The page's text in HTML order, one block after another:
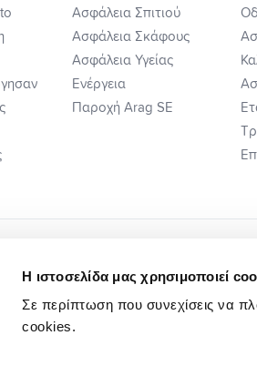
Η ιστοσελίδα μας χρησιμοποιεί
Σε περίπτωση που συνεχίσεις να
cookies.
Ασφάλεια Σπιτιού
Ασφάλεια Σκάφους
Ασφάλεια Υγείας
Ενέργεια
Παροχή Arag SE